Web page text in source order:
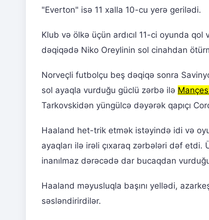
"Everton" isə 11 xalla 10-cu yerə gerilədi.
Klub və ölkə üçün ardıcıl 11-ci oyunda
dəqiqədə Niko Oreylinin sol cinahdan
Norveçli futbolçu beş dəqiqə sonra
sol ayaqla vurduğu güclü zərbə ilə
Tarkovskidən yüngülcə dəyərək qapıçı
Haaland het-trik etmək istəyində idi və
ayaqları ilə irəli çıxaraq zərbələri dəf
inanılmaz dərəcədə dar bucaqdan
Haaland məyusluqla başını yellədi,
səsləndirirdilər.